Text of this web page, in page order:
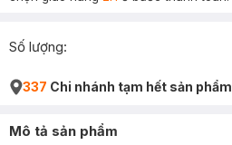
Số lượng:
337 Chi nhánh tạm hết sản phẩm
Mô tả sản phẩm